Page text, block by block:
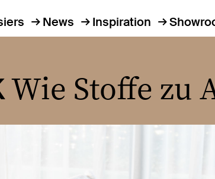
News Inspiration
Wie Stoffe zu